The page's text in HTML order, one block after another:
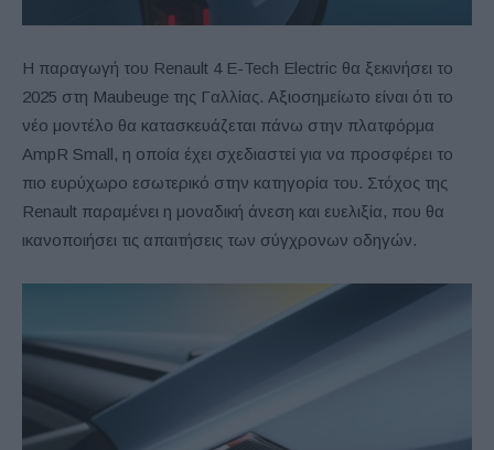
Η παραγωγή του Renault 4 E-Tech Electric θα ξεκινήσει το
2025 στη Maubeuge της Γαλλίας. Αξιοσημείωτο είναι ότι το
νέο μοντέλο θα κατασκευάζεται πάνω στην πλατφόρμα
AmpR Small, η οποία έχει σχεδιαστεί για να προσφέρει το
πιο ευρύχωρο εσωτερικό στην κατηγορία του. Στόχος της
Renault παραμένει η μοναδική άνεση και ευελιξία, που θα
ικανοποιήσει τις απαιτήσεις των σύγχρονων οδηγών.